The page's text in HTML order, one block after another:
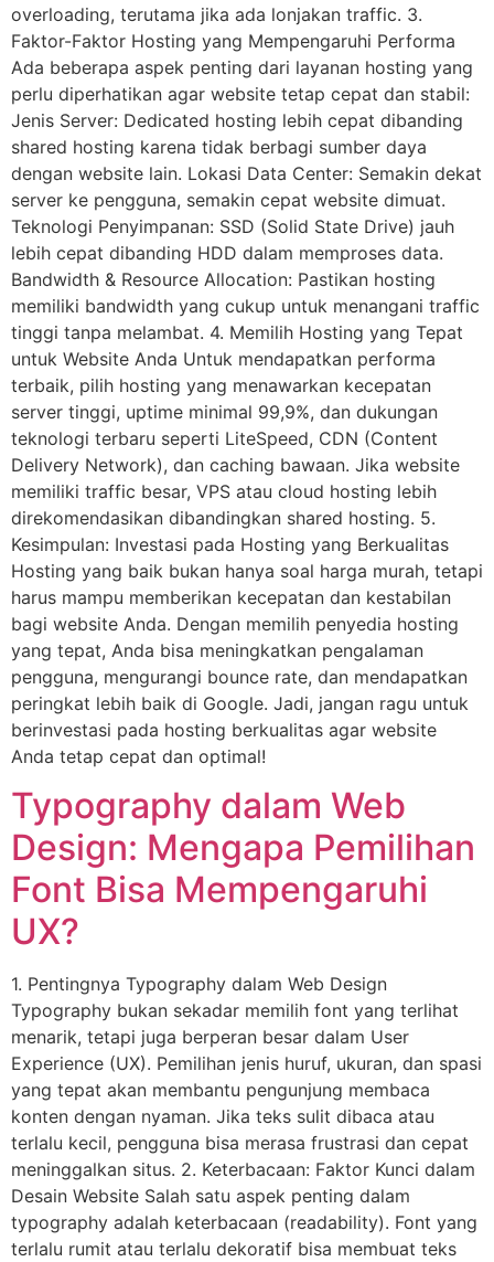
overloading, terutama jika ada lonjakan traffic. 3.
Faktor-Faktor Hosting yang Mempengaruhi Performa
Ada beberapa aspek penting dari layanan hosting yang
perlu diperhatikan agar website tetap cepat dan stabil:
Jenis Server: Dedicated hosting lebih cepat dibanding
shared hosting karena tidak berbagi sumber daya
dengan website lain. Lokasi Data Center: Semakin dekat
server ke pengguna, semakin cepat website dimuat.
Teknologi Penyimpanan: SSD (Solid State Drive) jauh
lebih cepat dibanding HDD dalam memproses data.
Bandwidth & Resource Allocation: Pastikan hosting
memiliki bandwidth yang cukup untuk menangani traffic
tinggi tanpa melambat. 4. Memilih Hosting yang Tepat
untuk Website Anda Untuk mendapatkan performa
terbaik, pilih hosting yang menawarkan kecepatan
server tinggi, uptime minimal 99,9%, dan dukungan
teknologi terbaru seperti LiteSpeed, CDN (Content
Delivery Network), dan caching bawaan. Jika website
memiliki traffic besar, VPS atau cloud hosting lebih
direkomendasikan dibandingkan shared hosting. 5.
Kesimpulan: Investasi pada Hosting yang Berkualitas
Hosting yang baik bukan hanya soal harga murah, tetapi
harus mampu memberikan kecepatan dan kestabilan
bagi website Anda. Dengan memilih penyedia hosting
yang tepat, Anda bisa meningkatkan pengalaman
pengguna, mengurangi bounce rate, dan mendapatkan
peringkat lebih baik di Google. Jadi, jangan ragu untuk
berinvestasi pada hosting berkualitas agar website
Anda tetap cepat dan optimal!
Typography dalam Web
Design: Mengapa Pemilihan
Font Bisa Mempengaruhi
UX?
1. Pentingnya Typography dalam Web Design
Typography bukan sekadar memilih font yang terlihat
menarik, tetapi juga berperan besar dalam User
Experience (UX). Pemilihan jenis huruf, ukuran, dan spasi
yang tepat akan membantu pengunjung membaca
konten dengan nyaman. Jika teks sulit dibaca atau
terlalu kecil, pengguna bisa merasa frustrasi dan cepat
meninggalkan situs. 2. Keterbacaan: Faktor Kunci dalam
Desain Website Salah satu aspek penting dalam
typography adalah keterbacaan (readability). Font yang
terlalu rumit atau terlalu dekoratif bisa membuat teks